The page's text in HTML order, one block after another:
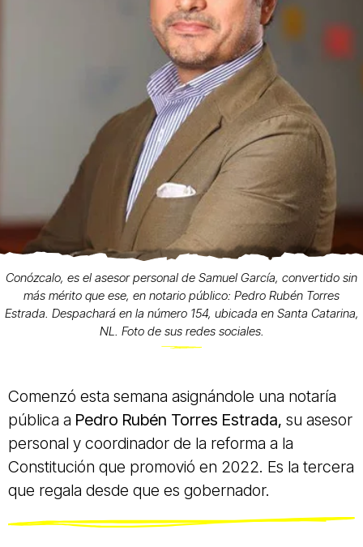
Conózcalo, es el asesor personal de Samuel García, convertido sin
más mérito que ese, en notario público: Pedro Rubén Torres
Estrada. Despachará en la número 154, ubicada en Santa Catarina,
NL. Foto de sus redes sociales.
Comenzó esta semana asignándole una notaría
pública a Pedro Rubén Torres Estrada, su asesor
personal y coordinador de la reforma a la
Constitución que promovió en 2022. Es la tercera
que regala desde que es gobernador.